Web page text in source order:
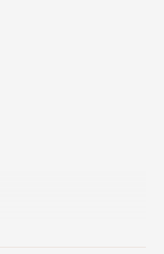
六十甲子籤，以國
的手法，徹底拆解
事、來源典故、關
歸納民眾常見的疑
件，提出不同的說
，更是能幫助讀者